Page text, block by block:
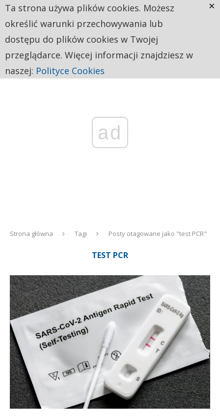
ad
Strona główna Tagi Posty otagowane jako "test PCR"
TEST PCR
Ta strona używa plików cookies. Możesz
określić warunki przechowywania lub
dostępu do plików cookies w Twojej
przeglądarce. Więcej informacji znajdziesz w
naszej: Polityce Cookies
×